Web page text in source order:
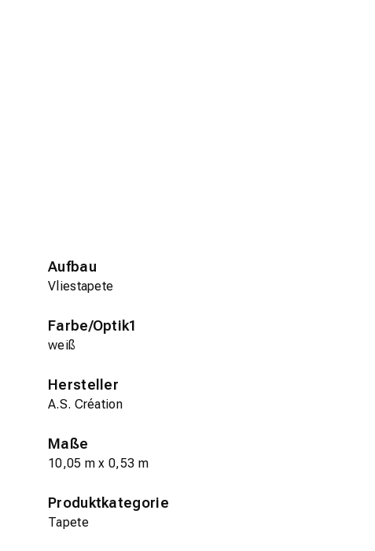
Aufbau
Vliestapete
Farbe/Optik1
weiß
Hersteller
A.S. Création
Maße
10,05 m x 0,53 m
Produktkategorie
Tapete